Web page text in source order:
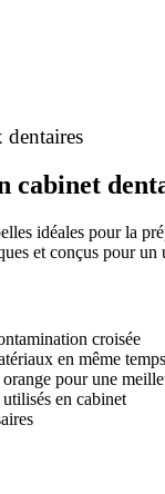
cabinet
idéales pour la
et conçus pour un
croisée
en même temps
pour une
en cabinet